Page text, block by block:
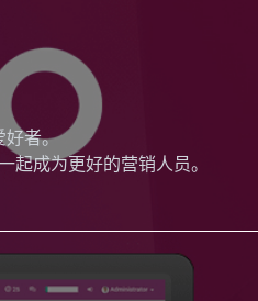
好者。
起成为更好的营销人员。